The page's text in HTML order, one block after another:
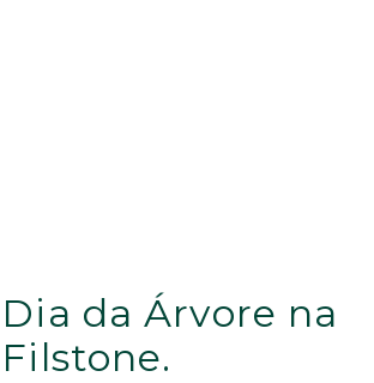
Dia da Árvore na
Filstone.